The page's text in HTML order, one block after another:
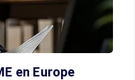
en Europe